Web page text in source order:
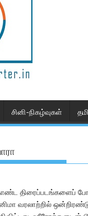
சினி-நிகழ்வுகள்
திரைப்படங்களைப்
வரலாற்றில்